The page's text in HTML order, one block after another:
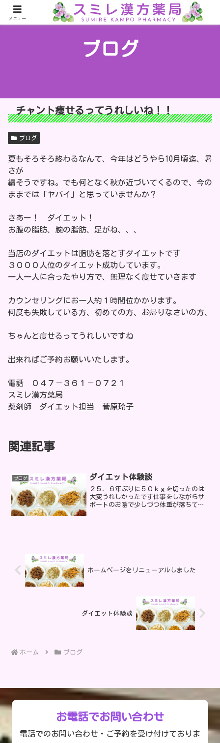
ブログ
チャント痩せるってうれしいね！！
ブログ
夏もそろそろ終わるなんて、今年はどうやら10月頃迄、暑
さが
續そうですね。でも何となく秋が近づいてくるので、今の
ままでは「ヤバイ」と思っていませんか？
さあー！ ダイエット！
お腹の脂肪、腕の脂肪、足がね、、、
当店のダイエットは脂肪を落とすダイエットです
３０００人位のダイエット成功しています。
一人一人に合ったやり方で、無理なく痩せていきます
カウンセリングにお一人約１時間位かかります。
何度も失敗している方、初めての方、お帰りなさいの方、
ちゃんと痩せるってうれしいですね
出来ればご予約お願いいたします。
電話 ０４７－３６１－０７２１
スミレ漢方薬局
薬剤師 ダイエット担当 菅原玲子
関連記事
ブログ ダイエット体験談
２５．６年ぶりに５０ｋｇを切ったのは
大変うれしかったです仕事をしながらサ
ポートのお陰で少しづつ体重が落ちてい
ホームページをリニューアルしました
ダイエット体験談
ホーム ブログ
お電話でお問い合わせ
電話でのお問い合わせ・ご予約を受け付けておりま
メニュー